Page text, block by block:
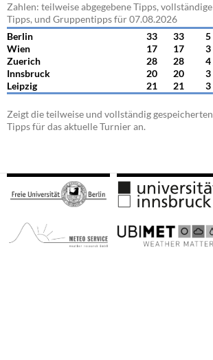
Zahlen: teilweise abgegebene Tipps, vollständige
Tipps, und Gruppentipps für 07.08.2026
Berlin
33 33
5
Wien
17 17
3
Zuerich
28 28
4
Innsbruck
20 20
3
Leipzig
21 21 3
Zeigt die teilweise und vollständig gespeicherten
Tipps für das aktuelle Turnier an.